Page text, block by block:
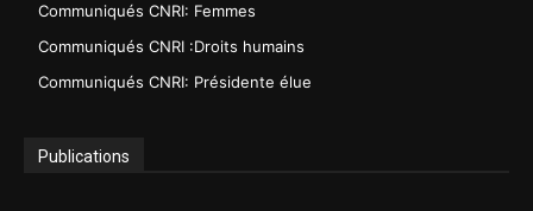
Communiqués CNRI: Femmes
Communiqués CNRI :Droits humains
Communiqués CNRI: Présidente élue
Publications